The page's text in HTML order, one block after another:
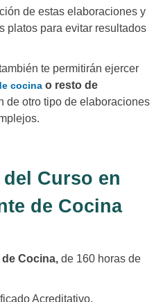
de estas elaboraciones y
platos para evitar resultados
te permitirán ejercer
cocina o resto de
de otro tipo de elaboraciones
Curso en
de Cocina
Cocina, de 160 horas de
Acreditativo.